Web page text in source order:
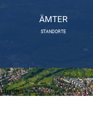
ÄMTER
STANDORTE